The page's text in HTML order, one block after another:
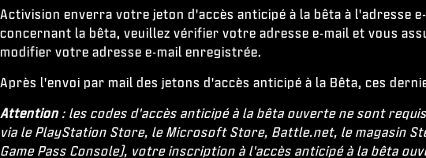
Activision enverra votre jeton d'accès anticipé à la bêta à
concernant la bêta, veuillez vérifier votre adresse e-mail et vous
modifier votre adresse e-mail enregistrée.
Après l'envoi par mail des jetons d'accès anticipé à la Bêta, ces
Attention: les codes d'accès anticipé à la bêta ouverte ne sont
via le PlayStation Store, le Microsoft Store, Battle.net, le magasin
Game Pass Console), votre inscription à l'accès anticipé à la bêta